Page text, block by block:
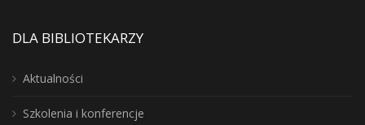
DLA BIBLIOTEKARZY
Aktualności
Szkolenia i konferencje